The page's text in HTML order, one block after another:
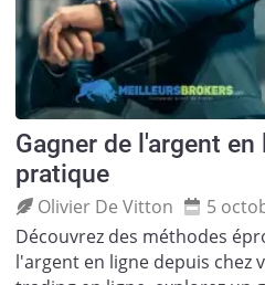
Gagner de l'argent
pratique
Olivier De Vitton
5
Découvrez des méthodes
l'argent en ligne depuis chez